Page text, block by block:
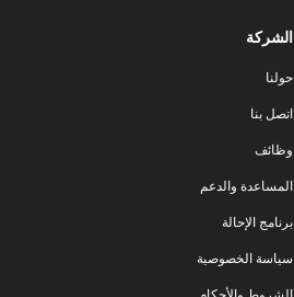
الشركة
حولنا
اتصل بنا
وظائف
المساعدة والدعم
برنامج الإحالة
سياسة الخصوصية